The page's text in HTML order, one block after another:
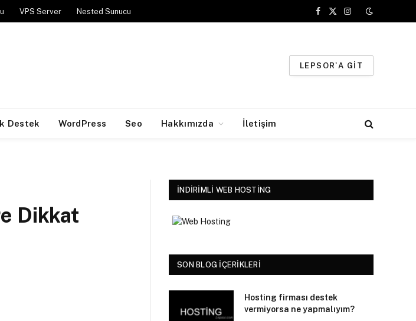
VPS Server Nested Sunucu
Facebook
X
Instagram
LEPSOR'A GIT
Destek WordPress Seo Hakkımızda İletişim
Dikkat
İNDIRIMLI WEB HOSTING
SON BLOG İÇERIKLERI
Hosting firması destek
vermiyorsa ne yapmalıyım?